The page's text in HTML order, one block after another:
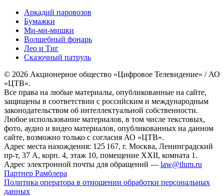
Аркадий паровозов
Бумажки
Ми-ми-мишки
Волшебный фонарь
Лео и Тиг
Сказочный патруль
© 2026 Акционерное общество «Цифровое Телевидение» / АО
«ЦТВ».
Все права на любые материалы, опубликованные на сайте,
защищены в соответствии с российским и международным
законодательством об интеллектуальной собственности.
Любое использование материалов, в том числе текстовых,
фото, аудио и видео материалов, опубликованных на данном
сайте, возможно только с согласия АО «ЦТВ».
Адрес места нахождения: 125 167, г. Москва, Ленинградский
пр-т, 37 А, корп. 4, этаж 10, помещение XXII, комната 1.
Адрес электронной почты для обращений — law@tlum.ru
Партнер Рамблера
Политика оператора в отношении обработки персональных
данных